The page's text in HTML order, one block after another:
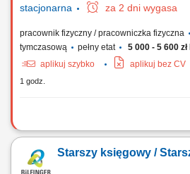
stacjonarna
za 2 dni wygasa
pracownik fizyczny / pracowniczka fizyczna
tymczasową
pełny etat 5 000 - 5 600 zł
aplikuj szybko
aplikuj bez CV
1 godz.
Opis stanowiska obsługa urządzeń
obowiązujących standardów jakości,
poszczególnych etapach produkcji,
Starszy księgowy /